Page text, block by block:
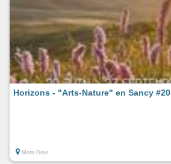
Horizons - "Arts-Nature" en Sancy #20
Mont-Dore